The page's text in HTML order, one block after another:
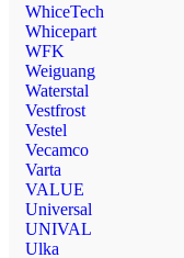
WhiceTech
Whicepart
WFK
Weiguang
Waterstal
Vestfrost
Vestel
Vecamco
Varta
VALUE
Universal
UNIVAL
Ulka